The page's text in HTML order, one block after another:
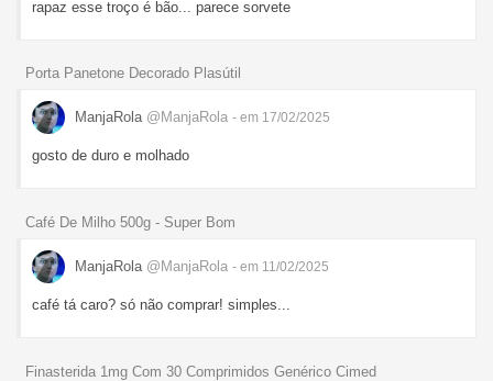
rapaz esse troço é bão... parece sorvete
Porta Panetone Decorado Plasútil
ManjaRola @ManjaRola - em 17/02/2025
gosto de duro e molhado
Café De Milho 500g - Super Bom
ManjaRola @ManjaRola - em 11/02/2025
café tá caro? só não comprar! simples...
Finasterida 1mg Com 30 Comprimidos Genérico Cimed